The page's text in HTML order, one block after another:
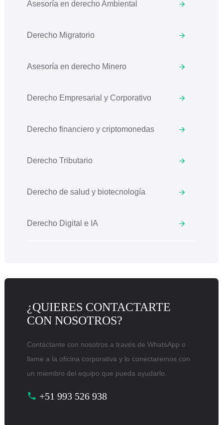
Asesoría en derecho Ambiental
Derecho Migratorio
Asesoría en derecho Minero
Derecho Empresarial y Corporativo
Derecho financiero y criptomonedas
Derecho Tributario
Derecho de salud y biotecnología
Derecho Digital e IA
¿QUIERES CONTACTARTE
CON NOSOTROS?
Contáctante con nosotros a través de WhatsApp o
llame a la oficina corporativa y lo conectaremos con
un miembro del equipo que pueda ayudarlo.
+51 993 526 938